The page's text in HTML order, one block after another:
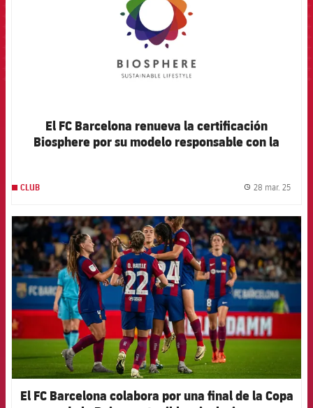
El FC Barcelona renueva la certificación
Biosphere por su modelo responsable con la
CLUB 28 mar. 25
FCB Barcelona badge
El FC Barcelona colabora por una final de la Copa